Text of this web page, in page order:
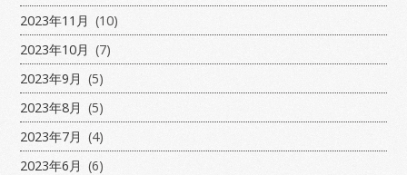
2023年11月 (10)
2023年10月 (7)
2023年9月 (5)
2023年8月 (5)
2023年7月 (4)
2023年6月 (6)